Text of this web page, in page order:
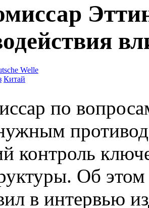
Welle
Китай
по
контроль
Об
в интервью